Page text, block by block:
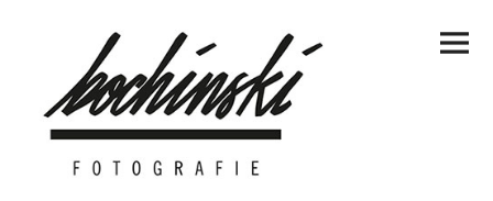
Menu